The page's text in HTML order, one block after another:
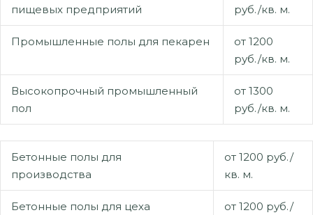
пищевых предприятий
руб./кв. м.
Промышленные полы для пекарен
от 1200
руб./кв. м.
Высокопрочный промышленный
пол
от 1300
руб./кв. м.
Бетонные полы для
производства
от 1200 руб./
кв. м.
Бетонные полы для цеха
от 1200 руб./